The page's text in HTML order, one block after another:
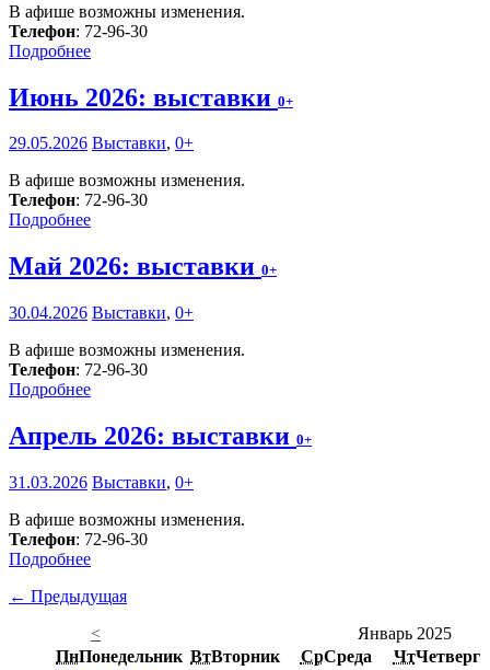
В афише возможны изменения.
Телефон: 72-96-30
Подробнее
Июнь 2026: выставки 0+
29.05.2026 Выставки, 0+
В афише возможны изменения.
Телефон: 72-96-30
Подробнее
Май 2026: выставки 0+
30.04.2026 Выставки, 0+
В афише возможны изменения.
Телефон: 72-96-30
Подробнее
Апрель 2026: выставки 0+
31.03.2026 Выставки, 0+
В афише возможны изменения.
Телефон: 72-96-30
Подробнее
← Предыдущая
<
Январь 2025
ПнПонедельник ВтВторник СрСреда ЧтЧетверг